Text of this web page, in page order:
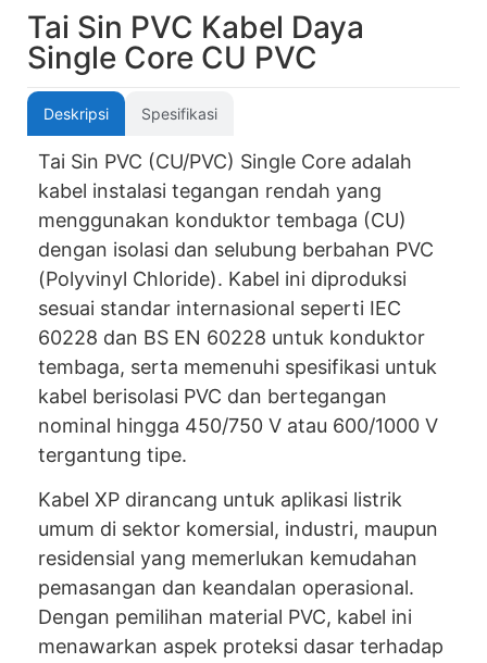
Tai Sin PVC Kabel Daya
Single Core CU PVC
Deskripsi Spesifikasi
Tai Sin PVC (CU/PVC) Single Core adalah
kabel instalasi tegangan rendah yang
menggunakan konduktor tembaga (CU)
dengan isolasi dan selubung berbahan PVC
(Polyvinyl Chloride). Kabel ini diproduksi
sesuai standar internasional seperti IEC
60228 dan BS EN 60228 untuk konduktor
tembaga, serta memenuhi spesifikasi untuk
kabel berisolasi PVC dan bertegangan
nominal hingga 450/750 V atau 600/1000 V
tergantung tipe.
Kabel XP dirancang untuk aplikasi listrik
umum di sektor komersial, industri, maupun
residensial yang memerlukan kemudahan
pemasangan dan keandalan operasional.
Dengan pemilihan material PVC, kabel ini
menawarkan aspek proteksi dasar terhadap